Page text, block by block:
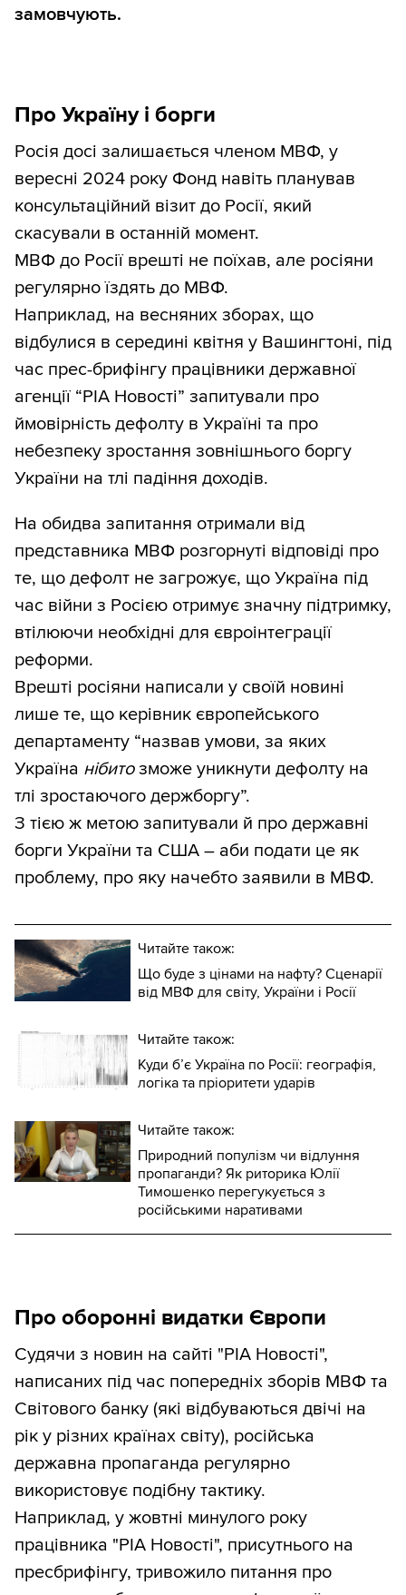
замовчують.
Про Україну і борги
Росія досі залишається членом МВФ, у
вересні 2024 року Фонд навіть планував
консультаційний візит до Росії, який
скасували в останній момент.
МВФ до Росії врешті не поїхав, але росіяни
регулярно їздять до МВФ.
Наприклад, на весняних зборах, що
відбулися в середині квітня у Вашингтоні, під
час прес-брифінгу працівники державної
агенції “РІА Новості” запитували про
ймовірність дефолту в Україні та про
небезпеку зростання зовнішнього боргу
України на тлі падіння доходів.
На обидва запитання отримали від
представника МВФ розгорнуті відповіді про
те, що дефолт не загрожує, що Україна під
час війни з Росією отримує значну підтримку,
втілюючи необхідні для євроінтеграції
реформи.
Врешті росіяни написали у своїй новині
лише те, що керівник європейського
департаменту “назвав умови, за яких
Україна нібитозможе уникнути дефолту на
тлі зростаючого держборгу”.
З тією ж метою запитували й про державні
борги України та США – аби подати це як
проблему, про яку начебто заявили в МВФ.
Читайте також:
Що буде з цінами на нафту? Сценарії
від МВФ для світу, України і Росії
Читайте також:
Куди б’є Україна по Росії: географія,
логіка та пріоритети ударів
Читайте також:
Природний популізм чи відлуння
пропаганди? Як риторика Юлії
Тимошенко перегукується з
російськими наративами
Про оборонні видатки Європи
Судячи з новин на сайті "РІА Новості",
написаних під час попередніх зборів МВФ та
Світового банку (які відбуваються двічі на
рік у різних країнах світу), російська
державна пропаганда регулярно
використовує подібну тактику.
Наприклад, у жовтні минулого року
працівника "РІА Новості", присутнього на
пресбрифінгу, тривожило питання про